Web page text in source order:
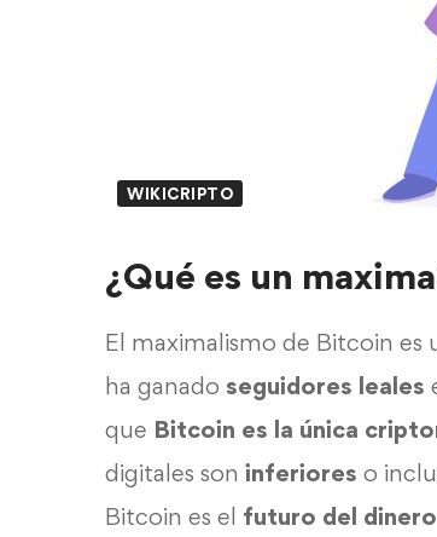
WIKICRIPTO
¿Qué es un
El maximalismo de Bitcoin es
ha ganado seguidores leales
que Bitcoin es la única
digitales son inferiores o
Bitcoin es el futuro del dinero